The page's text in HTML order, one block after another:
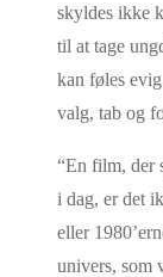
skyldes ikke
til at tage
kan føles
valg, tab og
“En film, der
i dag, er det
eller
univers, som